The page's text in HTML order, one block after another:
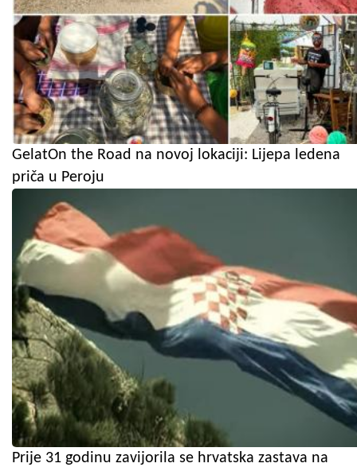
GelatOn the Road na novoj lokaciji: Lijepa ledena
priča u Peroju
Prije 31 godinu zavijorila se hrvatska zastava na